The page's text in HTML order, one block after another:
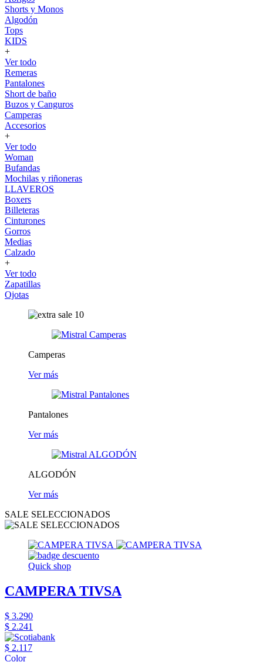
Shorts y Monos
Algodón
Tops
KIDS
+
Ver todo
Remeras
Pantalones
Short de baño
Buzos y Canguros
Camperas
Accesorios
+
Ver todo
Woman
Bufandas
Mochilas y riñoneras
LLAVEROS
Boxers
Billeteras
Cinturones
Gorros
Medias
Calzado
+
Ver todo
Zapatillas
Ojotas
Camperas
Ver más
Pantalones
Ver más
ALGODÓN
Ver más
SALE SELECCIONADOS
Quick shop
CAMPERA TIVSA
$ 3.290
$ 2.241
$ 2.117
Color